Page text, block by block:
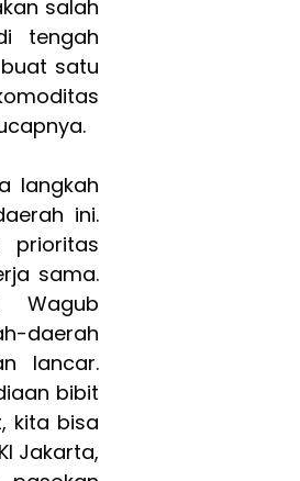
salah
tengah
satu
langkah
ini.
prioritas
sama.
Wagub
daerah
lancar.
bibit
kita bisa
Jakarta,